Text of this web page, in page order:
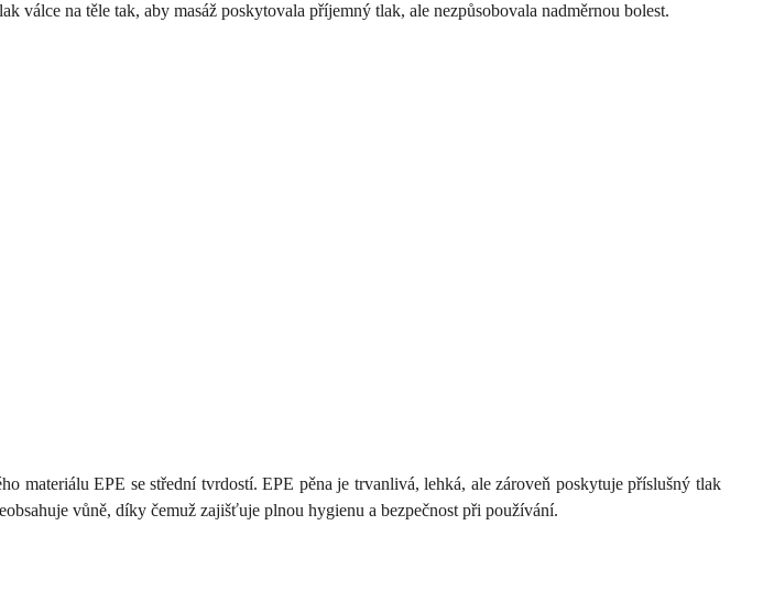
válce na těle tak, aby masáž poskytovala příjemný tlak, ale nezpůsobovala nadměrnou bolest.
materiálu EPE se střední tvrdostí. EPE pěna je trvanlivá, lehká, ale zároveň poskytuje příslušný tlak
vůně, díky čemuž zajišťuje plnou hygienu a bezpečnost při používání.